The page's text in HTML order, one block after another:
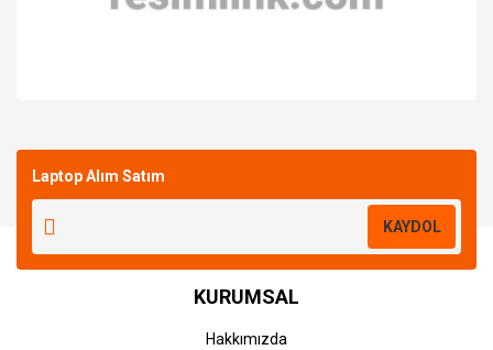
Laptop Alım Satım
KAYDOL
KURUMSAL
Hakkımızda